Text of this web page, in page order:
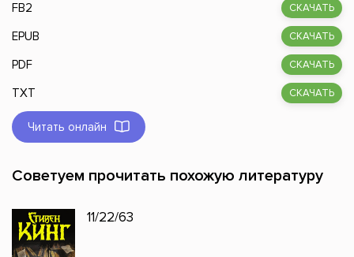
FB2 СКАЧАТЬ
EPUB СКАЧАТЬ
PDF СКАЧАТЬ
TXT СКАЧАТЬ
Читать онлайн
Советуем прочитать похожую литературу
11/22/63